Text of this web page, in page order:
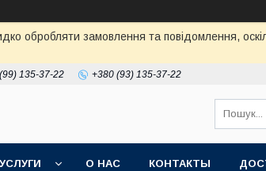
обробляти замовлення та повідомлення,
135-37-22 +380 (93) 135-37-22
О НАС КОНТАКТЫ